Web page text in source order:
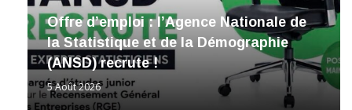
Offre d’emploi : l’Agence Nationale de
la Statistique et de la Démographie
(ANSD) recrute !
5 Août 2026